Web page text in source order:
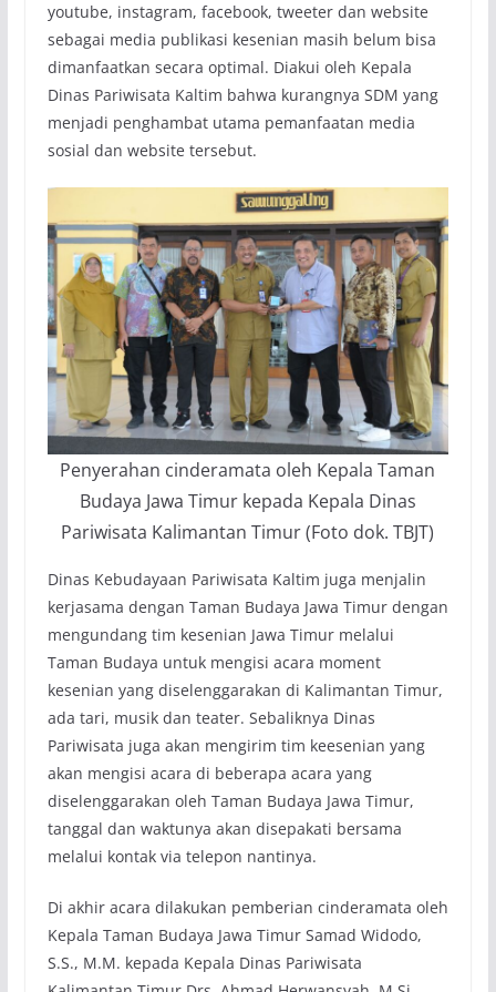
youtube, instagram, facebook, tweeter dan website
sebagai media publikasi kesenian masih belum bisa
dimanfaatkan secara optimal. Diakui oleh Kepala
Dinas Pariwisata Kaltim bahwa kurangnya SDM yang
menjadi penghambat utama pemanfaatan media
sosial dan website tersebut.
Penyerahan cinderamata oleh Kepala Taman
Budaya Jawa Timur kepada Kepala Dinas
Pariwisata Kalimantan Timur (Foto dok. TBJT)
Dinas Kebudayaan Pariwisata Kaltim juga menjalin
kerjasama dengan Taman Budaya Jawa Timur dengan
mengundang tim kesenian Jawa Timur melalui
Taman Budaya untuk mengisi acara moment
kesenian yang diselenggarakan di Kalimantan Timur,
ada tari, musik dan teater. Sebaliknya Dinas
Pariwisata juga akan mengirim tim keesenian yang
akan mengisi acara di beberapa acara yang
diselenggarakan oleh Taman Budaya Jawa Timur,
tanggal dan waktunya akan disepakati bersama
melalui kontak via telepon nantinya.
Di akhir acara dilakukan pemberian cinderamata oleh
Kepala Taman Budaya Jawa Timur Samad Widodo,
S.S., M.M. kepada Kepala Dinas Pariwisata